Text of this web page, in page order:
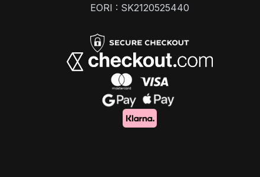
EORI : SK2120525440